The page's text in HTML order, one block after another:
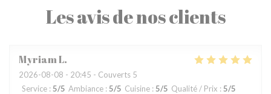
Les avis de nos clients
MyriamL
2026-08-08 - 20:45 - Couverts 5
Service : 5/5 Ambiance : 5/5 Cuisine : 5/5 Qualité / Prix : 5/5